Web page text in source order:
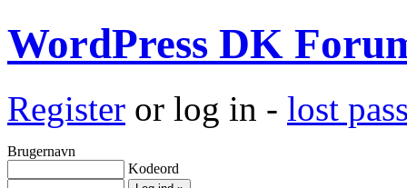
WordPress DK
Register or log in - lost
Brugernavn
Kodeord